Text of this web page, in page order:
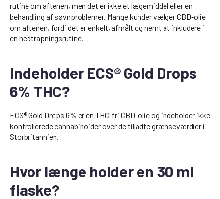
rutine om aftenen, men det er ikke et lægemiddel eller en
behandling af søvnproblemer. Mange kunder vælger CBD-olie
om aftenen, fordi det er enkelt, afmålt og nemt at inkludere i
en nedtrapningsrutine.
Indeholder ECS® Gold Drops
6% THC?
ECS® Gold Drops 6% er en THC-fri CBD-olie og indeholder ikke
kontrollerede cannabinoider over de tilladte grænseværdier i
Storbritannien.
Hvor længe holder en 30 ml
flaske?